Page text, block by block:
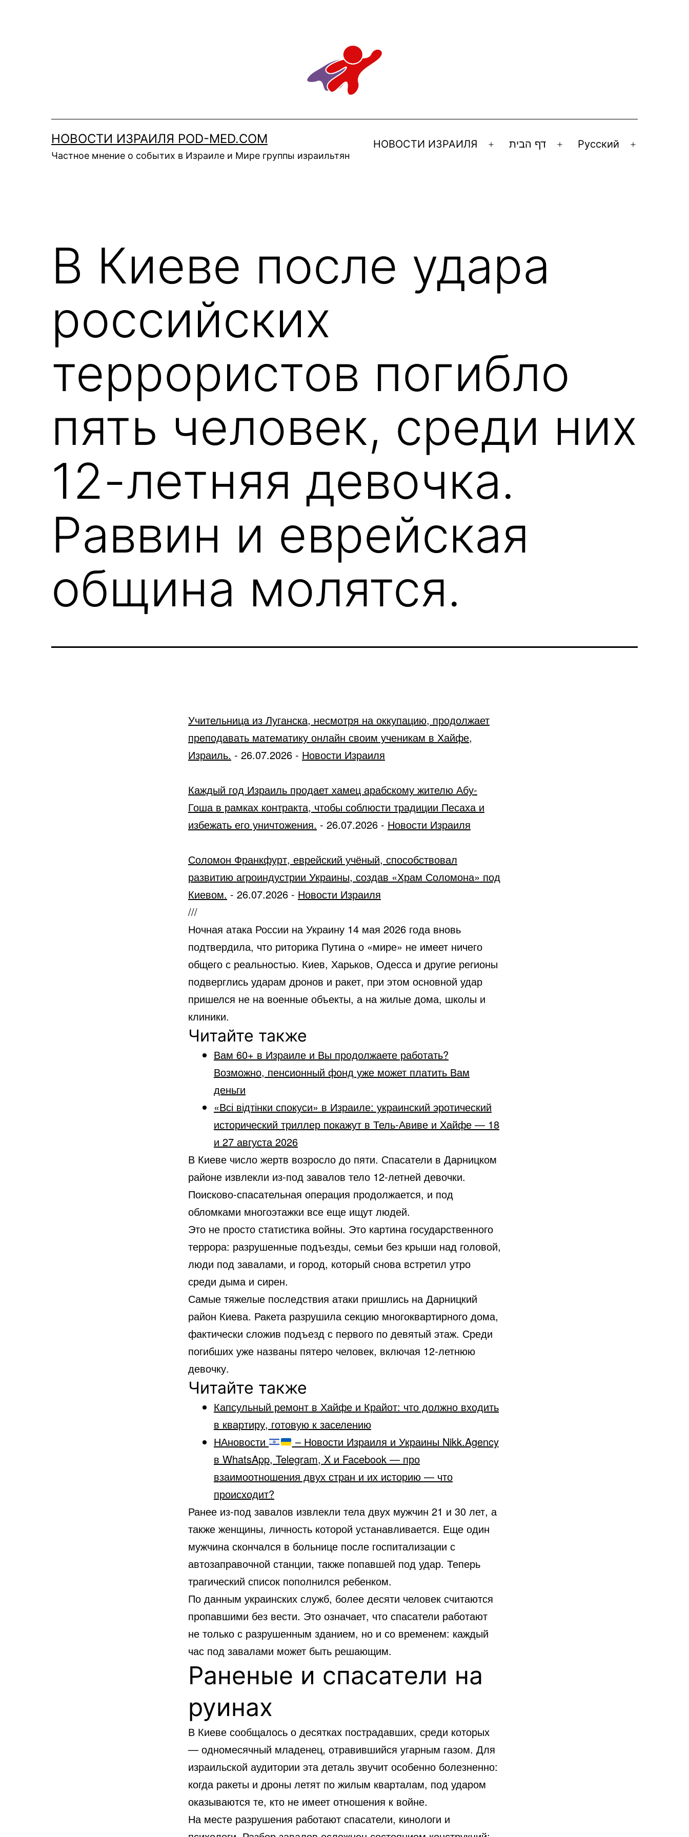
НОВОСТИ ИЗРАИЛЯ POD-MED.COM
Частное мнение о событих в Израиле и Мире группы израильтян
НОВОСТИ ИЗРАИЛЯ
Открыть
דף הבית
ОткрытьРусский
Открыть
В Киеве после удара
российских
террористов погибло
пять человек, среди них
12-летняя девочка.
Раввин и еврейская
община молятся.
Учительница из Луганска, несмотря на оккупацию, продолжает
преподавать математику онлайн своим ученикам в Хайфе,
Израиль. - 26.07.2026 - Новости Израиля
Каждый год Израиль продает хамец арабскому жителю Абу-
Гоша в рамках контракта, чтобы соблюсти традиции Песаха и
избежать его уничтожения. - 26.07.2026 - Новости Израиля
Соломон Франкфурт, еврейский учёный, способствовал
развитию агроиндустрии Украины, создав «Храм Соломона» под
Киевом. - 26.07.2026 - Новости Израиля
///
Ночная атака России на Украину 14 мая 2026 года вновь
подтвердила, что риторика Путина о «мире» не имеет ничего
общего с реальностью. Киев, Харьков, Одесса и другие регионы
подверглись ударам дронов и ракет, при этом основной удар
пришелся не на военные объекты, а на жилые дома, школы и
клиники.
Читайте также
Вам 60+ в Израиле и Вы продолжаете работать?
Возможно, пенсионный фонд уже может платить Вам
деньги
«Всі відтінки спокуси» в Израиле: украинский эротический
исторический триллер покажут в Тель-Авиве и Хайфе — 18
и 27 августа 2026
В Киеве число жертв возросло до пяти. Спасатели в Дарницком
районе извлекли из-под завалов тело 12-летней девочки.
Поисково-спасательная операция продолжается, и под
обломками многоэтажки все еще ищут людей.
Это не просто статистика войны. Это картина государственного
террора: разрушенные подъезды, семьи без крыши над головой,
люди под завалами, и город, который снова встретил утро
среди дыма и сирен.
Самые тяжелые последствия атаки пришлись на Дарницкий
район Киева. Ракета разрушила секцию многоквартирного дома,
фактически сложив подъезд с первого по девятый этаж. Среди
погибших уже названы пятеро человек, включая 12-летнюю
девочку.
Читайте также
Капсульный ремонт в Хайфе и Крайот: что должно входить
в квартиру, готовую к заселению
НАновости
– Новости Израиля и Украины Nikk.Agency
в WhatsApp, Telegram, X и Facebook — про
взаимоотношения двух стран и их историю — что
происходит?
Ранее из-под завалов извлекли тела двух мужчин 21 и 30 лет, а
также женщины, личность которой устанавливается. Еще один
мужчина скончался в больнице после госпитализации с
автозаправочной станции, также попавшей под удар. Теперь
трагический список пополнился ребенком.
По данным украинских служб, более десяти человек считаются
пропавшими без вести. Это означает, что спасатели работают
не только с разрушенным зданием, но и со временем: каждый
час под завалами может быть решающим.
Раненые и спасатели на
руинах
В Киеве сообщалось о десятках пострадавших, среди которых
— одномесячный младенец, отравившийся угарным газом. Для
израильской аудитории эта деталь звучит особенно болезненно:
когда ракеты и дроны летят по жилым кварталам, под ударом
оказываются те, кто не имеет отношения к войне.
На месте разрушения работают спасатели, кинологи и